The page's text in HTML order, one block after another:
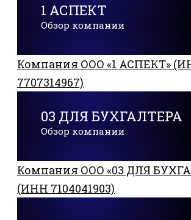
1 АСПЕКТ
Обзор компании
Компания ООО «1 АСПЕКТ»
7707314967)
03 ДЛЯ БУХГАЛТЕРА
Обзор компании
Компания ООО «03 ДЛЯ
(ИНН 7104041903)